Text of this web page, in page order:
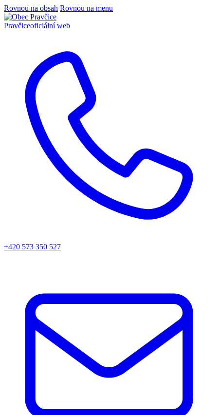
Rovnou na obsah Rovnou na menu
Pravčiceoficiální web
+420 573 350 527